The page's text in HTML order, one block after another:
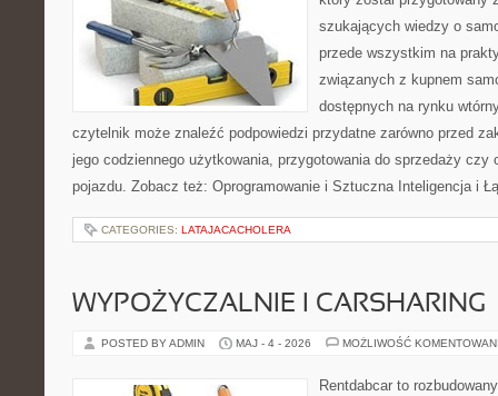
szukających wiedzy o
przede wszystkim na
związanych z kupnem
dostępnych na rynku
czytelnik może znaleźć podpowiedzi przydatne zarówno przed
jego codziennego użytkowania, przygotowania do sprzedaży czy
pojazdu. Zobacz też: Oprogramowanie i Sztuczna Inteligencja i
CATEGORIES: LATAJACACHOLERA
WYPOŻYCZALNIE I CARSHARING
POSTED BY ADMIN MAJ - 4 - 2026 MOŻLIWOŚĆ
Rentdabcar to